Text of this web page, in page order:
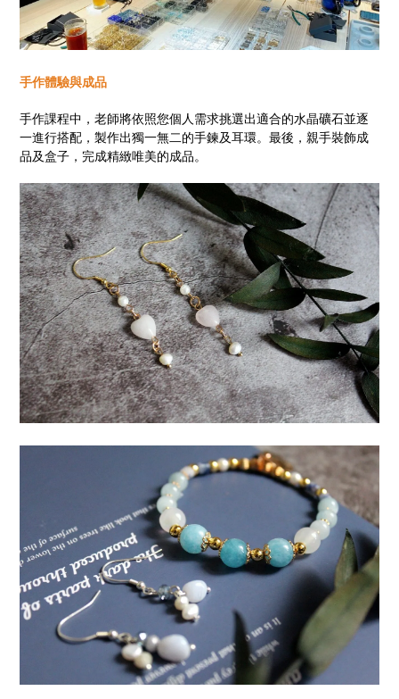
手作體驗與成品
手作課程中，老師將依照您個人需求挑選出適合的水晶礦石並逐
一進行搭配，製作出獨一無二的手鍊及耳環。最後，親手裝飾成
品及盒子，完成精緻唯美的成品。